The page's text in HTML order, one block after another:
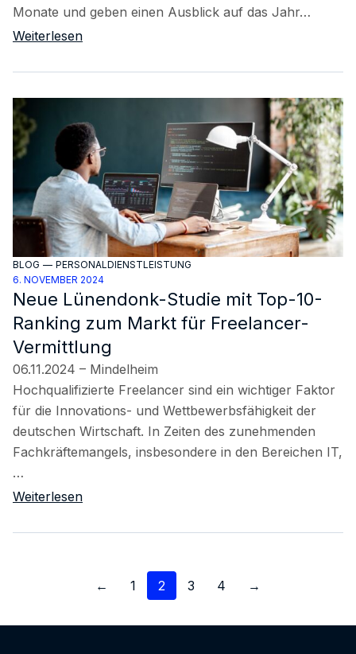
Monate und geben einen Ausblick auf das Jahr…
Weiterlesen
BLOG — PERSONALDIENSTLEISTUNG
6. NOVEMBER 2024
Neue Lünendonk-Studie mit Top-10-
Ranking zum Markt für Freelancer-
Vermittlung
06.11.2024 – Mindelheim
Hochqualifizierte Freelancer sind ein wichtiger Faktor
für die Innovations- und Wettbewerbsfähigkeit der
deutschen Wirtschaft. In Zeiten des zunehmenden
Fachkräftemangels, insbesondere in den Bereichen IT,
…
Weiterlesen
← 1 2 3 4 →